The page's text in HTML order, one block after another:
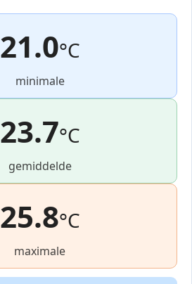
21.0°C
minimale
23.7°C
gemiddelde
25.8°C
maximale